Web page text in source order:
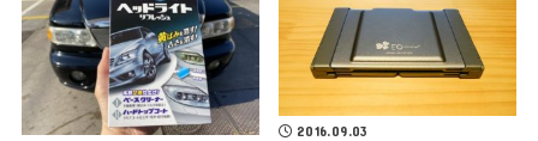
2016.09.03